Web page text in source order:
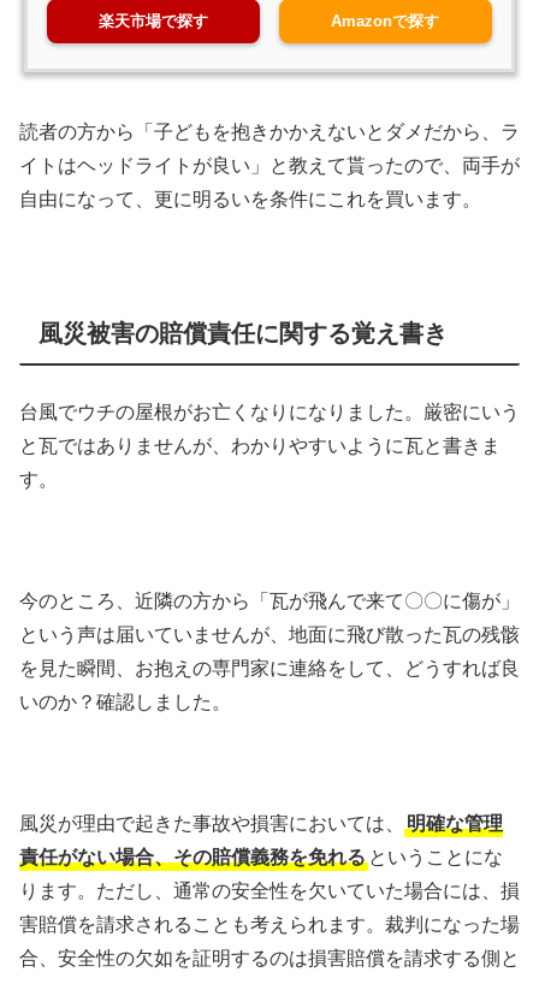
楽天市場で探す Amazonで探す
読者の方から「子どもを抱きかかえないとダメだから、ラ
イトはヘッドライトが良い」と教えて貰ったので、両手が
自由になって、更に明るいを条件にこれを買います。
風災被害の賠償責任に関する覚え書き
台風でウチの屋根がお亡くなりになりました。厳密にいう
と瓦ではありませんが、わかりやすいように瓦と書きま
す。
今のところ、近隣の方から「瓦が飛んで来て〇〇に傷が」
という声は届いていませんが、地面に飛び散った瓦の残骸
を見た瞬間、お抱えの専門家に連絡をして、どうすれば良
いのか？確認しました。
風災が理由で起きた事故や損害においては、
明確な管理
責任がない場合、その賠償義務を免れる ということにな
ります。ただし、通常の安全性を欠いていた場合には、損
害賠償を請求されることも考えられます。裁判になった場
合、安全性の欠如を証明するのは損害賠償を請求する側と